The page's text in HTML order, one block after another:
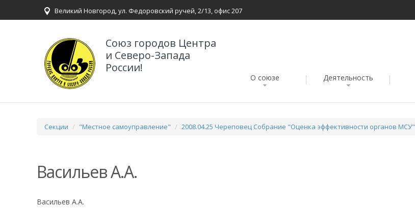
Великий Новгород, ул. Федоровский ручей, 2/13, офис 207
Союз городов Центра
и Северо-Запада
России!
О союзе Деятельность
Секции "Местное самоуправление" 2008.04.25 Череповец Собрание "Оценка эффективности органов МСУ"
Васильев А.А.
Васильев А.А.